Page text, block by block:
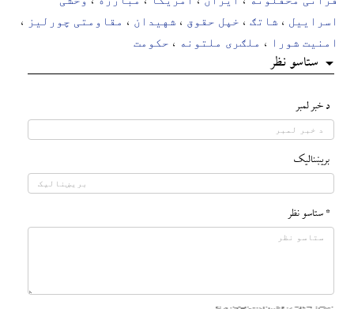
اسراییل ، شاتګ ، خپل حقوق ، شهیدان ، مقاومتی چورلیز ،
امنیت شورا ، ملګری ملتونه ، حکومت
ستاسو نظر
د خبر لمبر
بريښناليک
* ستاسو نظر